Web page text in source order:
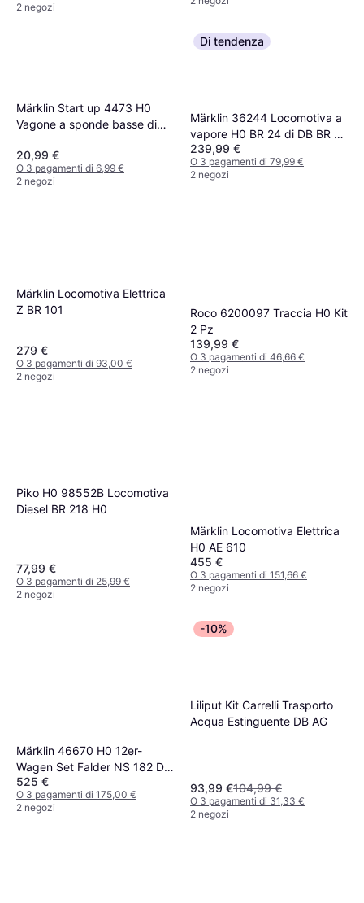
2 negozi
Märklin Start up 4473 H0
Vagone a sponde basse di
20,99 €
O 3 pagamenti di 6,99 €
2 negozi
Di tendenza
Märklin 36244 Locomotiva a
vapore H0 BR 24 di DB BR 24
di DB
239,99 €
O 3 pagamenti di 79,99 €
2 negozi
Märklin Locomotiva Elettrica
Z BR 101
279 €
O 3 pagamenti di 93,00 €
2 negozi
Roco 6200097 Traccia H0 Kit
2 Pz
139,99 €
O 3 pagamenti di 46,66 €
2 negozi
Piko H0 98552B Locomotiva
Diesel BR 218 H0
77,99 €
O 3 pagamenti di 25,99 €
2 negozi
Märklin Locomotiva Elettrica
H0 AE 610
455 €
O 3 pagamenti di 151,66 €
2 negozi
Märklin 46670 H0 12er-
Wagen Set Falder NS 182 DB
AG
525 €
O 3 pagamenti di 175,00 €
2 negozi
-10%
Liliput Kit Carrelli Trasporto
Acqua Estinguente DB AG
93,99 €104,99 €
O 3 pagamenti di 31,33 €
2 negozi